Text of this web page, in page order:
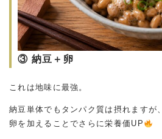
③ 納豆＋卵
これは地味に最強。
納豆単体でもタンパク質は摂れますが、
卵を加えることでさらに栄養価UP